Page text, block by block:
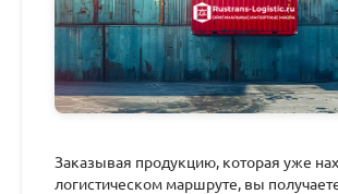
Заказывая продукцию, которая уже
логистическом маршруте, вы